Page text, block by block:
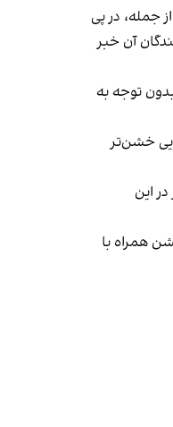
جمله، در پی
آن خبر
توجه به
خشن‌تر
این
همراه با